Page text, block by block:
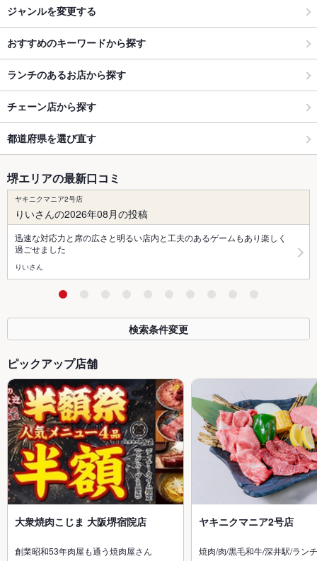
ジャンルを変更する
おすすめのキーワードから探す
ランチのあるお店から探す
チェーン店から探す
都道府県を選び直す
堺エリアの最新口コミ
ヤキニクマニア2号店
りいさんの2026年08月の投稿
迅速な対応力と席の広さと明るい店内と工夫のあるゲームもあり楽しく
過ごせました
りいさん
検索条件変更
ピックアップ店舗
大衆焼肉こじま 大阪堺宿院店
創業昭和53年肉屋も通う焼肉屋さん
ヤキニクマニア2号店
焼肉/肉/黒毛和牛/深井駅/ラン